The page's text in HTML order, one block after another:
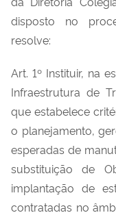
disposto no
resolve:
Art. 1º Instituir, na
Infraestrutura de
que estabelece
o planejamento,
esperadas de
substituição de
implantação de
contratadas no